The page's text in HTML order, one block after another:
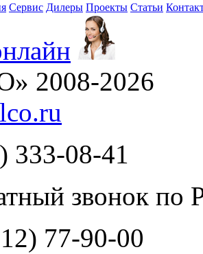
Сервис Дилеры Проекты Статьи
2008-2026
333-08-41
звонок по
77-90-00